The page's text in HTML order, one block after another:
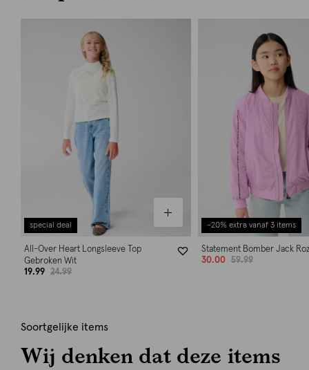
special deal
All-Over Heart Longsleeve Top
Gebroken Wit
19.99
24.99
-20% extra vanaf 3 items
Statement Bomber Jack
30.00
59.99
Soortgelijke items
Wij denken dat deze items